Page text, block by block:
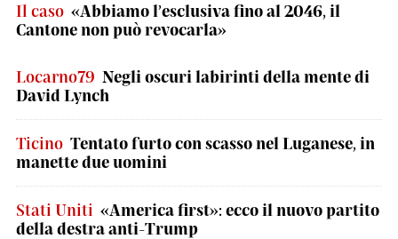
Il caso «Abbiamo l’esclusiva fino al 2046, il
Cantone non può revocarla»
Locarno79 Negli oscuri labirinti della mente di
David Lynch
Ticino Tentato furto con scasso nel Luganese, in
manette due uomini
Stati Uniti «America first»: ecco il nuovo partito
della destra anti-Trump